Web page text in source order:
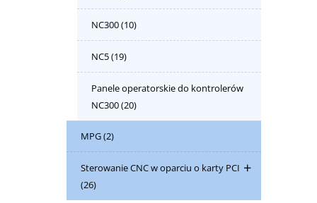
NC300(10)
NC5(19)
Panele operatorskie do kontrolerów
NC300(20)
MPG(2)
Sterowanie CNC w oparciu o karty PCI
(26)